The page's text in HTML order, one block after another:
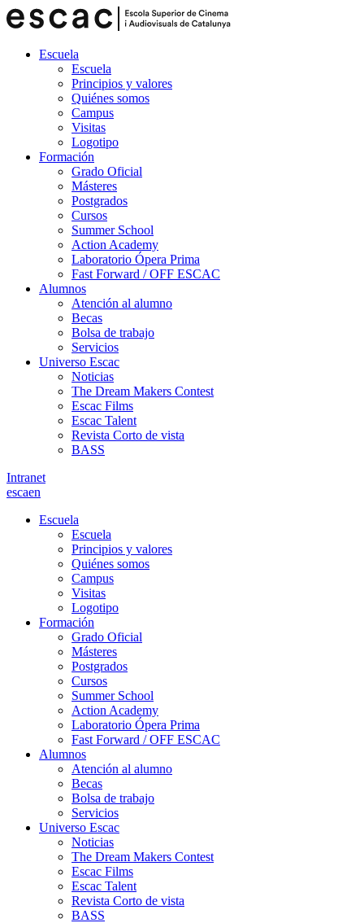
Escuela
Escuela
Principios y valores
Quiénes somos
Campus
Visitas
Logotipo
Formación
Grado Oficial
Másteres
Postgrados
Cursos
Summer School
Action Academy
Laboratorio Ópera Prima
Fast Forward / OFF ESCAC
Alumnos
Atención al alumno
Becas
Bolsa de trabajo
Servicios
Universo Escac
Noticias
The Dream Makers Contest
Escac Films
Escac Talent
Revista Corto de vista
BASS
Intranet
escaen
Escuela
Escuela
Principios y valores
Quiénes somos
Campus
Visitas
Logotipo
Formación
Grado Oficial
Másteres
Postgrados
Cursos
Summer School
Action Academy
Laboratorio Ópera Prima
Fast Forward / OFF ESCAC
Alumnos
Atención al alumno
Becas
Bolsa de trabajo
Servicios
Universo Escac
Noticias
The Dream Makers Contest
Escac Films
Escac Talent
Revista Corto de vista
BASS